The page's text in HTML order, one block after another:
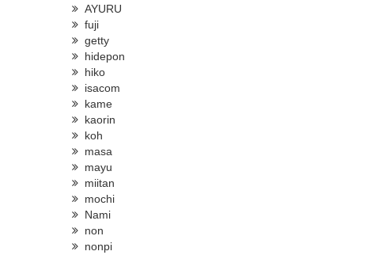
AYURU
fuji
getty
hidepon
hiko
isacom
kame
kaorin
koh
masa
mayu
miitan
mochi
Nami
non
nonpi